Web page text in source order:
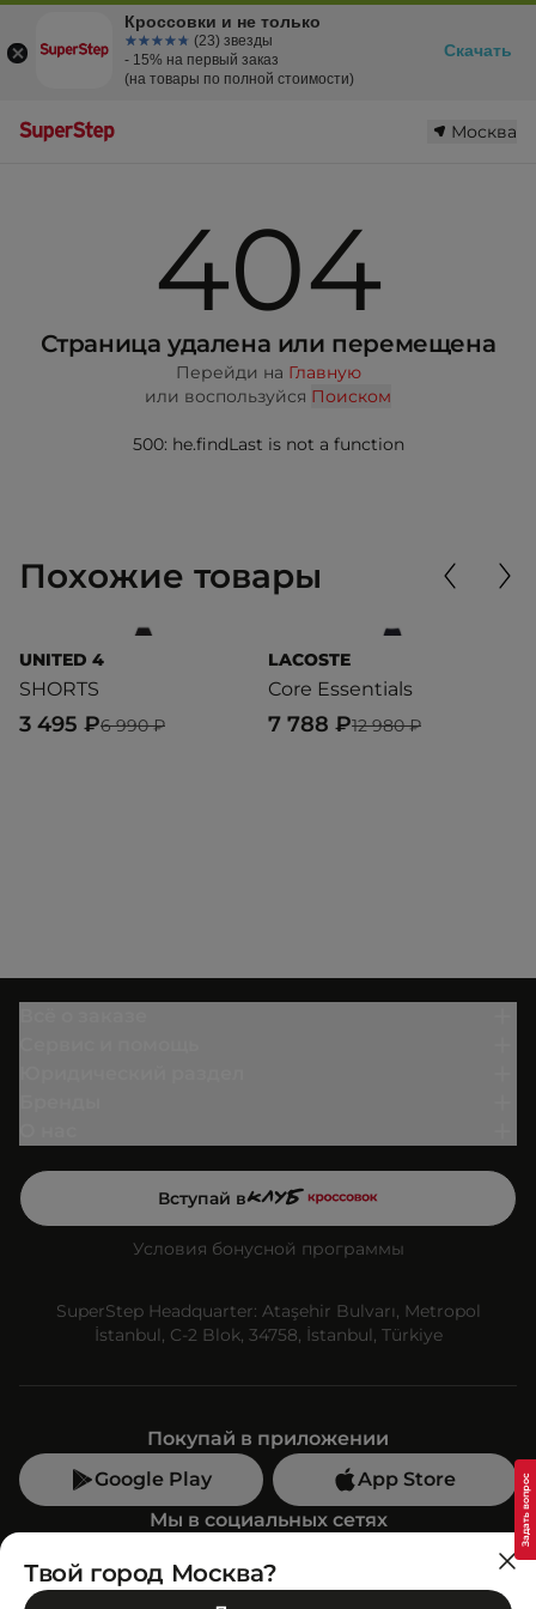
Москва
404
Страница удалена или перемещена
Перейди на Главную
или воспользуйся Поиском
500: he.findLast is not a function
Похожие товары
UNITED 4
SHORTS
6 990 ₽
3 495 ₽
LACOSTE
Core Essentials
12 980 ₽
7 788 ₽
Вступай в
Условия бонусной программы
SuperStep Headquarter: Ataşehir Bulvarı, Metropol
İstanbul, C-2 Blok, 34758, İstanbul, Türkiye
Покупай в приложении
Google Play
App Store
Мы в социальных сетях
Позвони нам
Твой город Москва?
Кроссовки и не только
☆☆☆☆☆
★★★★★ (23) звезды
- 15% на первый заказ
(на товары по полной стоимости)
Скачать